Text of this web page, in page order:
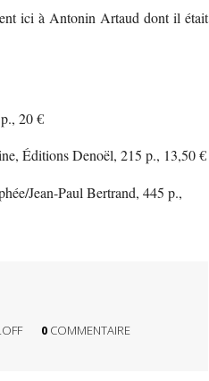
ici à Antonin Artaud dont il était
20 €
Éditions Denoël, 215 p., 13,50 €
Jean-Paul Bertrand, 445 p.,
0 COMMENTAIRE